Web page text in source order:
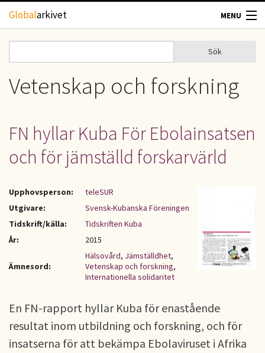
Hoppa till huvudinnehåll
Globalarkivet MENU
TIDSKRIFTER
UPPHOVSRÄTT
KONTAKT
Sökformulär
Sök
Vetenskap och forskning
FN hyllar Kuba För Ebolainsatsen
och för jämställd forskarvärld
Upphovsperson:
teleSUR
Utgivare:
Svensk-Kubanska Föreningen
Tidskrift/källa:
Tidskriften Kuba
År:
2015
Ämnesord:
Hälsovård, Jämställdhet,
Vetenskap och forskning,
Internationella solidaritet
En FN-rapport hyllar Kuba för enastående
resultat inom utbildning och forskning, och för
insatserna för att bekämpa Ebolaviruset i Afrika